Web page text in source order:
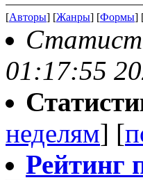
[Авторы] [Жанры] [Формы]
01:17:55
неделям] [
Рейтинг